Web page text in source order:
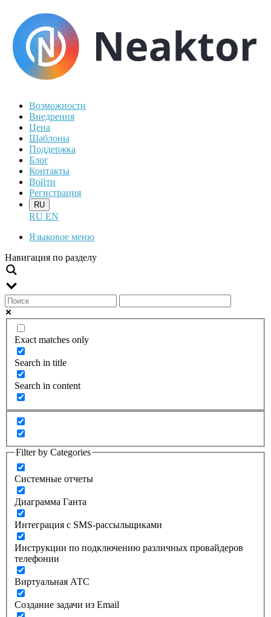
Возможности
Внедрения
Цена
Шаблоны
Поддержка
Блог
Контакты
Войти
Регистрация
RU
RU EN
Языковое меню
Навигация по разделу
Exact matches only
Search in title
Search in content
Filter by Categories
Системные отчеты
Диаграмма Ганта
Интеграция с SMS-рассыльщиками
Инструкции по подключению различных провайдеров
телефонии
Виртуальная АТС
Создание задачи из Email